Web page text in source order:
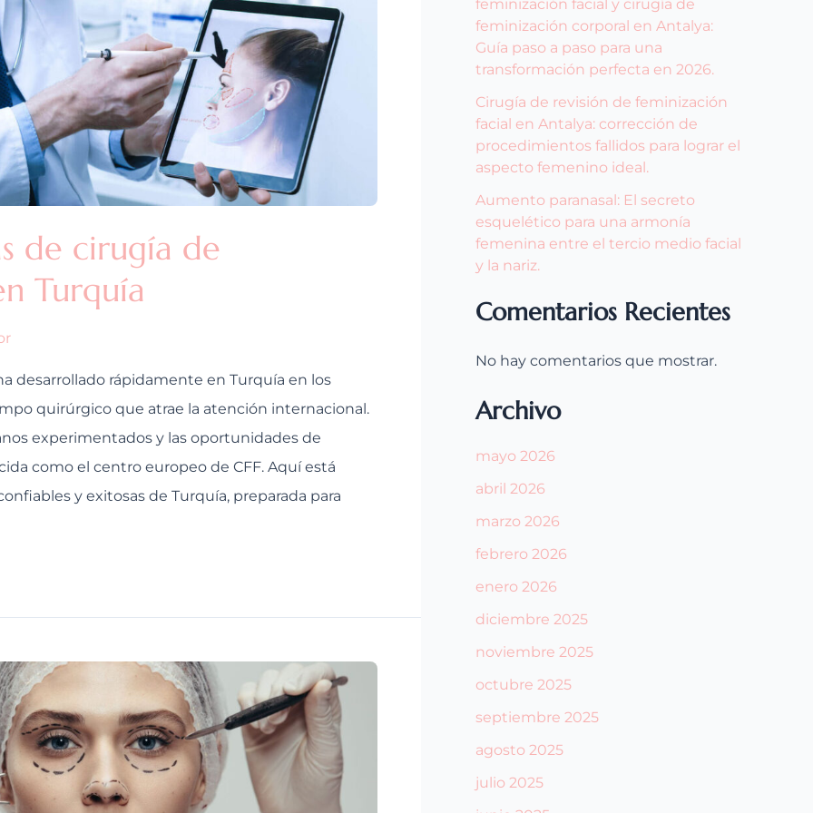
de cirugía de
Turquía
desarrollado rápidamente en Turquía en los
quirúrgico que atrae la atención internacional.
experimentados y las oportunidades de
como el centro europeo de CFF. Aquí está
y exitosas de Turquía, preparada para
feminización facial y cirugía de
feminización corporal en Antalya:
Guía paso a paso para una
transformación perfecta en 2026.
Cirugía de revisión de feminización
facial en Antalya: corrección de
procedimientos fallidos para lograr el
aspecto femenino ideal.
Aumento paranasal: El secreto
esquelético para una armonía
femenina entre el tercio medio facial
y la nariz.
Comentarios Recientes
No hay comentarios que mostrar.
Archivo
mayo 2026
abril 2026
marzo 2026
febrero 2026
enero 2026
diciembre 2025
noviembre 2025
octubre 2025
septiembre 2025
agosto 2025
julio 2025